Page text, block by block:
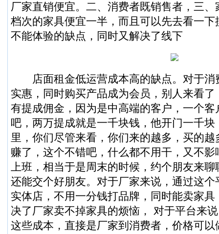
厂家直销便宜。二、消费者既销售者，三
档次的家具便宜一半，而且可以先去看一
不能体验的缺点，同时又解决了线下
店面租金低运营成本高的缺点。对于消
实惠，同时购买产品成为会员，别人来看
有提成佣金，因为是中高端的客户，一个
吧，两万提成就是一千块钱，他开门一千
里，你们尽管来看，你们来的越多，买的
赚了，这个不错吧，什么都不用干，又不
上班，相当于是周末的时候，约个朋友来
还能交个好朋友。对于厂家来说，通过这
实体店，不用一分钱打品牌，同时能卖家
决了厂家卖不掉家具的烦恼， 对于平台来
这些成本，直接是厂家到消费者，价格可